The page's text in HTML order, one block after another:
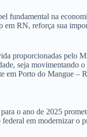
fundamental na
em RN, reforça sua
proporcionadas pelo
seja movimentando
em Porto do Mangue –
o ano de 2025
em modernizar o